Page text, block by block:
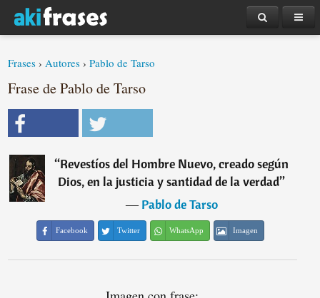
Frases ›Autores ›Pablo de Tarso
Frase de Pablo de Tarso
“Revestíos del Hombre Nuevo, creado según
Dios, en la justicia y santidad de la verdad”
―Pablo de Tarso
Facebook Twitter WhatsApp Imagen